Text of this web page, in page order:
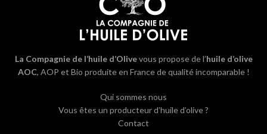
La Compagnie de l’huile d’Olivevous propose de l’huile d’olive
AOC, AOP et Bio produite en France de qualité incomparable !
Qui sommes nous
Vous êtes un producteur d’huile d’olive ?
Contact